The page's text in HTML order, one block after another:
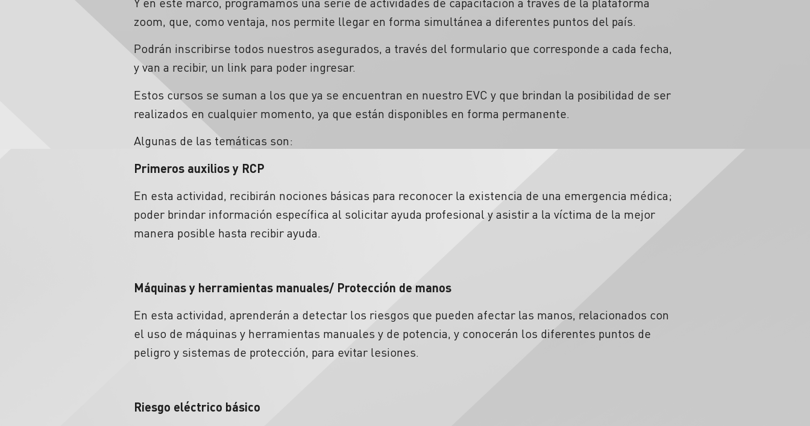
zoom, que, como ventaja, nos permite llegar en forma simultánea a diferentes puntos del país.
Podrán inscribirse todos nuestros asegurados, a través del formulario que corresponde a cada fecha,
y van a recibir, un link para poder ingresar.
Estos cursos se suman a los que ya se encuentran en nuestro EVC y que brindan la posibilidad de ser
realizados en cualquier momento, ya que están disponibles en forma permanente.
Algunas de las temáticas son:
Primeros auxilios y RCP
En esta actividad, recibirán nociones básicas para reconocer la existencia de una emergencia médica;
poder brindar información específica al solicitar ayuda profesional y asistir a la víctima de la mejor
manera posible hasta recibir ayuda.
Máquinas y herramientas manuales/ Protección de manos
En esta actividad, aprenderán a detectar los riesgos que pueden afectar las manos, relacionados con
el uso de máquinas y herramientas manuales y de potencia, y conocerán los diferentes puntos de
peligro y sistemas de protección, para evitar lesiones.
Riesgo eléctrico básico